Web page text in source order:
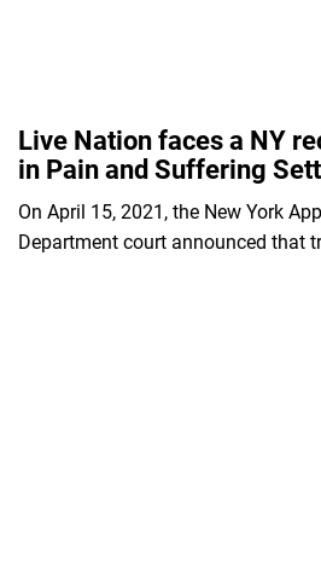
Live Nation faces a NY
in Pain and Suffering
On April 15, 2021, the New York
Department court announced that